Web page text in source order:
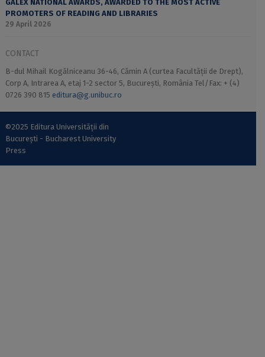
GALEX NATIONAL AWARDS, AWARDED TO THE MOST ACTIVE
PROMOTERS OF READING AND LIBRARIES
29 April 2026
CONTACT
B-dul Mihail Kogălniceanu 36-46, Cămin A (curtea Facultății de Drept),
Corp A, Intrarea A, etaj 1-2 sector 5, București, România Tel/Fax: + (4)
0726 390 815 editura@g.unibuc.ro
©2025 Editura Universității din
București - Bucharest University
Press